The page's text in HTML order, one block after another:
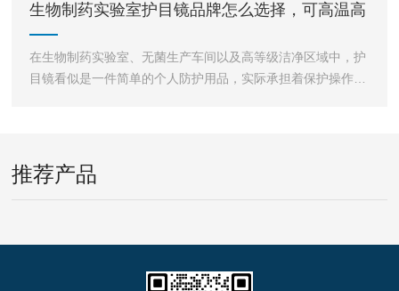
生物制药实验室护目镜品牌怎么选择，可高温高
压反复灭菌护目镜如
在生物制药实验室、无菌生产车间以及高等级洁净区域中，护
目镜看似是一件简单的个人防护用品，实际承担着保护操作人
推荐产品